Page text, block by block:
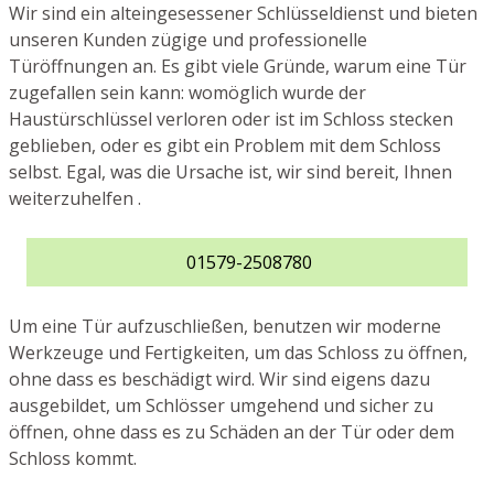
Wir sind ein alteingesessener Schlüsseldienst und bieten
unseren Kunden zügige und professionelle
Türöffnungen an. Es gibt viele Gründe, warum eine Tür
zugefallen sein kann: womöglich wurde der
Haustürschlüssel verloren oder ist im Schloss stecken
geblieben, oder es gibt ein Problem mit dem Schloss
selbst. Egal, was die Ursache ist, wir sind bereit, Ihnen
weiterzuhelfen .
01579-2508780
Um eine Tür aufzuschließen, benutzen wir moderne
Werkzeuge und Fertigkeiten, um das Schloss zu öffnen,
ohne dass es beschädigt wird. Wir sind eigens dazu
ausgebildet, um Schlösser umgehend und sicher zu
öffnen, ohne dass es zu Schäden an der Tür oder dem
Schloss kommt.